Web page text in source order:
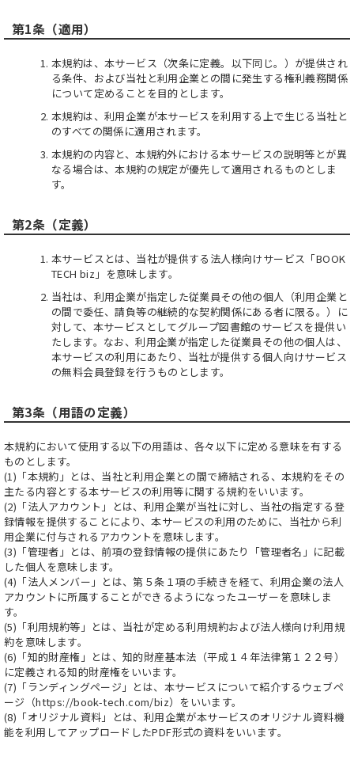
第1条（適用）
本規約は、本サービス（次条に定義。以下同じ。）が提供され
る条件、および当社と利用企業との間に発生する権利義務関係
について定めることを目的とします。
本規約は、利用企業が本サービスを利用する上で生じる当社と
のすべての関係に適用されます。
本規約の内容と、本規約外における本サービスの説明等とが異
なる場合は、本規約の規定が優先して適用されるものとしま
す。
第2条（定義）
本サービスとは、当社が提供する法人様向けサービス「BOOK
TECH biz」を意味します。
当社は、利用企業が指定した従業員その他の個人（利用企業と
の間で委任、請負等の継続的な契約関係にある者に限る。）に
対して、本サービスとしてグループ図書館のサービスを提供い
たします。なお、利用企業が指定した従業員その他の個人は、
本サービスの利用にあたり、当社が提供する個人向けサービス
の無料会員登録を行うものとします。
第3条（用語の定義）
本規約において使用する以下の用語は、各々以下に定める意味を有する
ものとします。
(1)「本規約」とは、当社と利用企業との間で締結される、本規約をその
主たる内容とする本サービスの利用等に関する規約をいいます。
(2)「法人アカウント」とは、利用企業が当社に対し、当社の指定する登
録情報を提供することにより、本サービスの利用のために、当社から利
用企業に付与されるアカウントを意味します。
(3)「管理者」とは、前項の登録情報の提供にあたり「管理者名」に記載
した個人を意味します。
(4)「法人メンバー」とは、第５条１項の手続きを経て、利用企業の法人
アカウントに所属することができるようになったユーザーを意味しま
す。
(5)「利用規約等」とは、当社が定める利用規約および法人様向け利用規
約を意味します。
(6)「知的財産権」とは、知的財産基本法（平成１４年法律第１２２号）
に定義される知的財産権をいいます。
(7)「ランディングページ」とは、本サービスについて紹介するウェブペ
ージ（https://book-tech.com/biz）をいいます。
(8)「オリジナル資料」とは、利用企業が本サービスのオリジナル資料機
能を利用してアップロードしたPDF形式の資料をいいます。